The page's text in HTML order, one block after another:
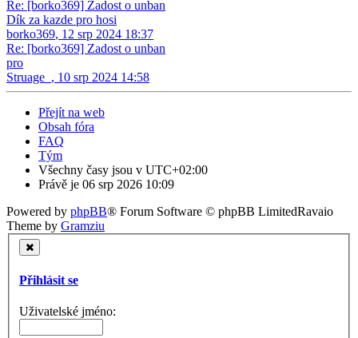
Re: [borko369] Zadost o unban
Dík za kazde pro hosi
borko369, 12 srp 2024 18:37
Re: [borko369] Zadost o unban
pro
Struage_ , 10 srp 2024 14:58
Přejít na web
Obsah fóra
FAQ
Tým
Všechny časy jsou v UTC+02:00
Právě je 06 srp 2026 10:09
Powered by phpBB® Forum Software © phpBB LimitedRavaio
Theme by Gramziu
Přihlásit se
Uživatelské jméno: